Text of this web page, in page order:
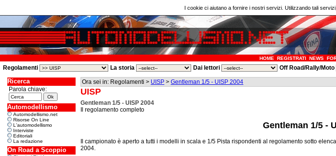
I cookie ci aiutano a fornire i nostri servizi. Utilizzando tali
HOME REGISTRATI NEWS
Regolamenti La storia Dai lettori Off Road/Rally/Moto
Ricerca
Parola chiave:
Automodellismo
Automodellismo.net
Risorse On Line
L'automodellismo
Interviste
Editoriali
La redazione
On Road a Scoppio
Ora sei in: Regolamenti > UISP > Gentleman 1/5 - UISP 2004
UISP
Gentleman 1/5 - UISP 2004
Il regolamento completo
Gentleman 1/5 -
Il campionato è aperto a tutti i modelli in scala e 1/5 Pista rispondenti al regolamento sotto
2004.